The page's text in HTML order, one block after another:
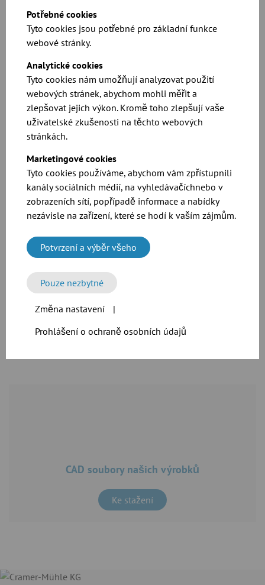
Potřebné cookies
Tyto cookies jsou potřebné pro základní funkce
webové stránky.
Analytické cookies
Tyto cookies nám umožňují analyzovat použití
webových stránek, abychom mohli měřit a
zlepšovat jejich výkon. Kromě toho zlepšují vaše
uživatelské zkušenosti na těchto webových
stránkách.
Marketingové cookies
Tyto cookies používáme, abychom vám zpřístupnili
kanály sociálních médií, na vyhledávačíchnebo v
zobrazeních sítí, popřípadě informace a nabídky
nezávisle na zařízení, které se hodí k vaším zájmům.
Potvrzení a výběr všeho
Pouze nezbytné
Změna nastavení
|
Prohlášení o ochraně osobních údajů
Produktové listy a rozměry pro naše potrubní
kolena
Ke stažení
Ke stažení
CAD soubory našich výrobků
Ke stažení